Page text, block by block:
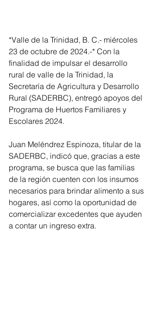
*Valle de la Trinidad, B. C.- miércoles
23 de octubre de 2024.-* Con la
finalidad de impulsar el desarrollo
rural de valle de la Trinidad, la
Secretaría de Agricultura y Desarrollo
Rural (SADERBC), entregó apoyos del
Programa de Huertos Familiares y
Escolares 2024.
Juan Meléndrez Espinoza, titular de la
SADERBC, indicó que, gracias a este
programa, se busca que las familias
de la región cuenten con los insumos
necesarios para brindar alimento a sus
hogares, así como la oportunidad de
comercializar excedentes que ayuden
a contar un ingreso extra.